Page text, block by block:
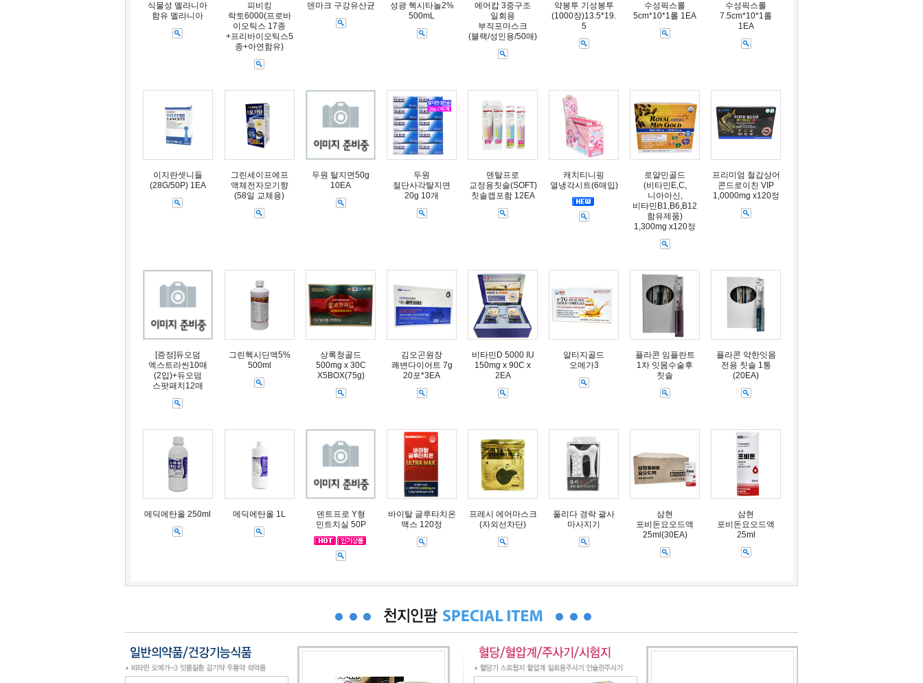
식물성 멜라니아
함유 멜라니아
피비킹
락토6000(프로바
이오틱스 17종
+프리바이오틱스5
종+아연함유)
덴마크 구강유산균
성광 헥시타놀2%
500mL
에어캅 3중구조
일회용
부직포마스크
(블랙/성인용/50매)
약봉투 기성봉투
(1000장)13.5*19.
5
수성픽스롤
5cm*10*1롤 1EA
수성픽스롤
7.5cm*10*1롤
1EA
이지란셋니들
(28G/50P) 1EA
그린세이프에프
액체전자모기향
(58일 교체용)
두원 탈지면50g
10EA
두원
절단사각탈지면
20g 10개
덴탈프로
교정용칫솔(SOFT)
칫솔캡포함 12EA
캐치티니핑
열냉각시트(6매입)
로얄민골드
(비타민E,C,
니아아신,
비타민B1,B6,B12
함유제품)
1,300mg x120정
프리미엄 철갑상어
콘드로이친 VIP
1,0000mg x120정
[증정]듀오덤
엑스트라씬10매
(2입)+듀오덤
스팟패치12매
그린헥시딘액5%
500ml
상록청골드
500mg x 30C
X5BOX(75g)
김오곤원장
쾌변다이어트 7g
20포*3EA
비타민D 5000 IU
150mg x 90C x
2EA
알티지골드
오메가3
플라콘 임플란트
1차 잇몸수술후
칫솔
플라콘 약한잇몸
전용 칫솔 1통
(20EA)
메딕에탄올 250ml 메딕에탄올 1L
덴트프로 Y형
민트치실 50P
바이탈 글루타치온
맥스 120정
프레시 에어마스크
(자외선차단)
풀리다 경락 괄사
마사지기
삼현
포비돈요오드액
25ml(30EA)
삼현
포비돈요오드액
25ml